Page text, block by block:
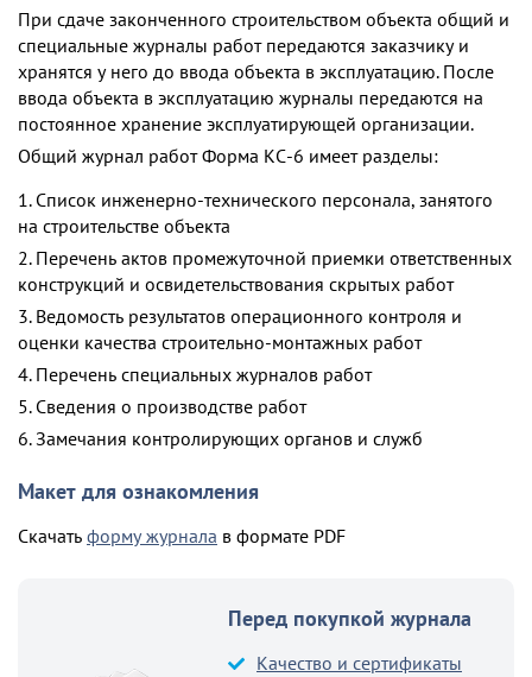
При сдаче законченного строительством объекта общий и
специальные журналы работ передаются заказчику и
хранятся у него до ввода объекта в эксплуатацию. После
ввода объекта в эксплуатацию журналы передаются на
постоянное хранение эксплуатирующей организации.
Общий журнал работ Форма КС-6 имеет разделы:
1. Список инженерно-технического персонала, занятого
на строительстве объекта
2. Перечень актов промежуточной приемки ответственных
конструкций и освидетельствования скрытых работ
3. Ведомость результатов операционного контроля и
оценки качества строительно-монтажных работ
4. Перечень специальных журналов работ
5. Сведения о производстве работ
6. Замечания контролирующих органов и служб
Макет для ознакомления
Скачать форму журнала в формате PDF
Перед покупкой журнала
Качество и сертификаты